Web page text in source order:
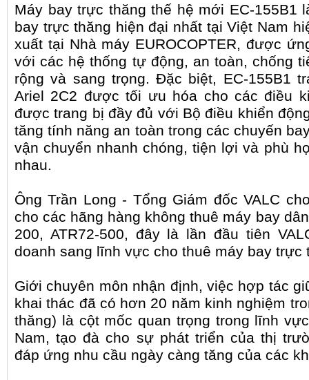
Máy bay trực thăng thế hệ mới EC-155B1
bay trực thăng hiện đại nhất tại Việt Nam
xuất tại Nhà máy EUROCOPTER, được
với các hệ thống tự động, an toàn, chống
rộng và sang trọng. Đặc biệt, EC-155B1
Ariel 2C2 được tối ưu hóa cho các điều
được trang bị đầy đủ với Bộ điều khiển
tăng tính năng an toàn trong các chuyến
vận chuyển nhanh chóng, tiện lợi và phù
nhau.
Ông Trần Long - Tổng Giám đốc VALC
cho các hãng hàng không thuê máy bay
200, ATR72-500, đây là lần đầu tiên
doanh sang lĩnh vực cho thuê máy bay trực
Giới chuyên môn nhận định, việc hợp tác
khai thác đã có hơn 20 năm kinh nghiệm
thăng) là cột mốc quan trọng trong lĩnh
Nam, tạo đà cho sự phát triển của thị
đáp ứng nhu cầu ngày càng tăng của các